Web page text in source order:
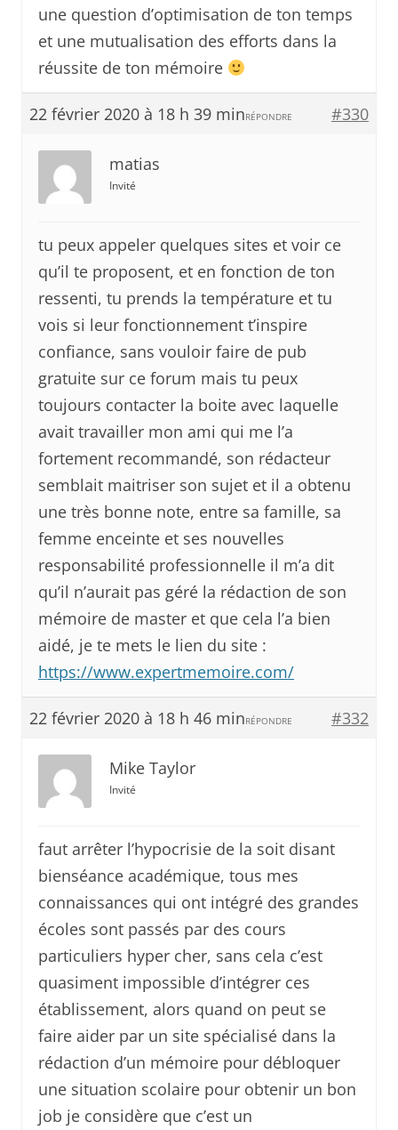
une question d’optimisation de ton temps
et une mutualisation des efforts dans la
réussite de ton mémoire
22 février 2020 à 18 h 39 min #330
RÉPONDRE
matias
Invité
tu peux appeler quelques sites et voir ce
qu’il te proposent, et en fonction de ton
ressenti, tu prends la température et tu
vois si leur fonctionnement t’inspire
confiance, sans vouloir faire de pub
gratuite sur ce forum mais tu peux
toujours contacter la boite avec laquelle
avait travailler mon ami qui me l’a
fortement recommandé, son rédacteur
semblait maitriser son sujet et il a obtenu
une très bonne note, entre sa famille, sa
femme enceinte et ses nouvelles
responsabilité professionnelle il m’a dit
qu’il n’aurait pas géré la rédaction de son
mémoire de master et que cela l’a bien
aidé, je te mets le lien du site :
https://www.expertmemoire.com/
22 février 2020 à 18 h 46 min #332
RÉPONDRE
Mike Taylor
Invité
faut arrêter l’hypocrisie de la soit disant
bienséance académique, tous mes
connaissances qui ont intégré des grandes
écoles sont passés par des cours
particuliers hyper cher, sans cela c’est
quasiment impossible d’intégrer ces
établissement, alors quand on peut se
faire aider par un site spécialisé dans la
rédaction d’un mémoire pour débloquer
une situation scolaire pour obtenir un bon
job je considère que c’est un